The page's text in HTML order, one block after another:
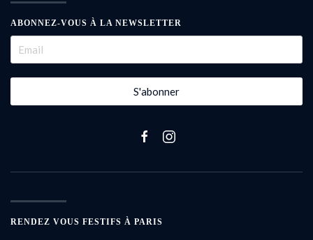
ABONNEZ-VOUS À LA NEWSLETTER
S'abonner
RENDEZ VOUS FESTIFS À PARIS